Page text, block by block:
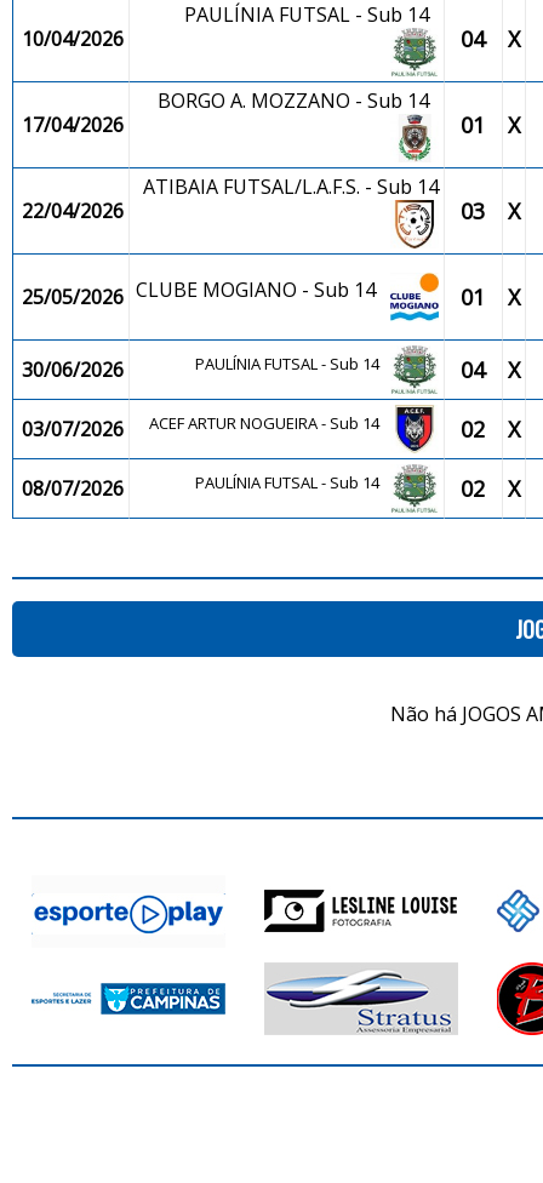
10/04/2026
PAULÍNIA FUTSAL - Sub 14
04 X
17/04/2026
BORGO A. MOZZANO - Sub 14
01 X
22/04/2026
ATIBAIA FUTSAL/L.A.F.S. - Sub 14
03 X
25/05/2026 CLUBE MOGIANO - Sub 14 01 X
30/06/2026 PAULÍNIA FUTSAL - Sub 14 04 X
03/07/2026 ACEF ARTUR NOGUEIRA - Sub 14 02 X
08/07/2026 PAULÍNIA FUTSAL - Sub 14 02 X
Não há JOGOS